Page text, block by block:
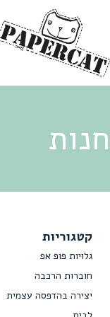
חנות
קטגוריות
גלויות פופ אפ
חוברות הרכבה
יצירה בהדפסה עצמית